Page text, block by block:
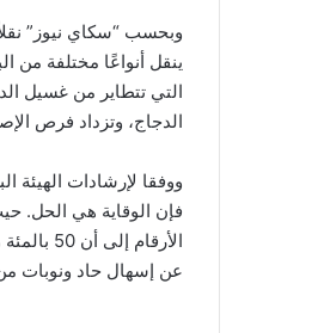
وبحسب “سكاي نيوز”
ينقل أنواعًا مختلفة من
التي تتطاير من غسيل
الدجاج، وتزداد فرص
ووفقا لإرشادات الهيئة
فإن الوقاية هي الحل.
عن إسهال حاد ونوبات من